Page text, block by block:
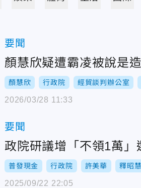
要聞
顏慧欣疑遭霸凌被說是
顏慧欣 行政院 經貿談判辦公室
2026/03/28 11:33
要聞
政院研議增「不領1萬
普發現金 行政院 許美華 釋昭慧
2025/09/22 22:05